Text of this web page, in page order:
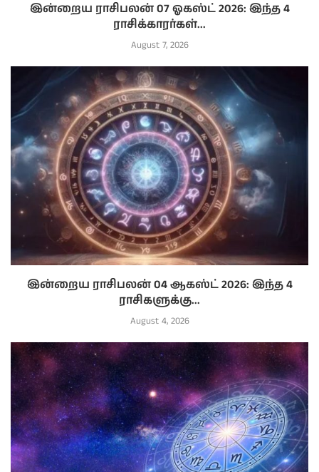
இன்றைய ராசிபலன் 07 ஓகஸ்ட் 2026: இந்த 4
ராசிக்காரர்கள்...
August 7, 2026
இன்றைய ராசிபலன் 04 ஆகஸ்ட் 2026: இந்த 4
ராசிகளுக்கு...
August 4, 2026